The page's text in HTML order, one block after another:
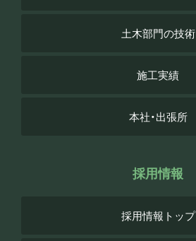
土木部門の技術
施工実績
本社・出張所
採用情報
採用情報トップ